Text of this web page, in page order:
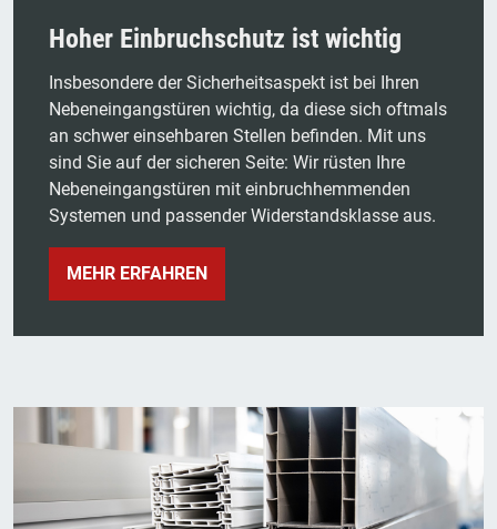
Hoher Einbruchschutz ist wichtig
Insbesondere der Sicherheitsaspekt ist bei Ihren
Nebeneingangstüren wichtig, da diese sich oftmals
an schwer einsehbaren Stellen befinden. Mit uns
sind Sie auf der sicheren Seite: Wir rüsten Ihre
Nebeneingangstüren mit einbruchhemmenden
Systemen und passender Widerstandsklasse aus.
MEHR ERFAHREN